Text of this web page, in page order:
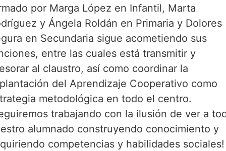
por Marga López en Infantil, Marta
y Ángela Roldán en Primaria y Dolores
en Secundaria sigue acometiendo sus
entre las cuales está transmitir y
al claustro, así como coordinar la
del Aprendizaje Cooperativo como
metodológica en todo el centro.
trabajando con la ilusión de ver a
alumnado construyendo conocimiento y
competencias y habilidades sociales!